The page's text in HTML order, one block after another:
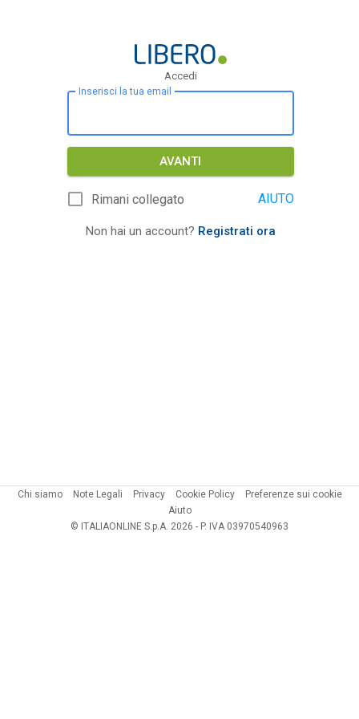
Accedi
Inserisci la tua email
AVANTI
Rimani collegato AIUTO
Non hai un account? Registrati ora
Chi siamo Note Legali Privacy Cookie Policy
Preferenze sui cookie
Aiuto
© ITALIAONLINE S.p.A. 2026 - P. IVA 03970540963